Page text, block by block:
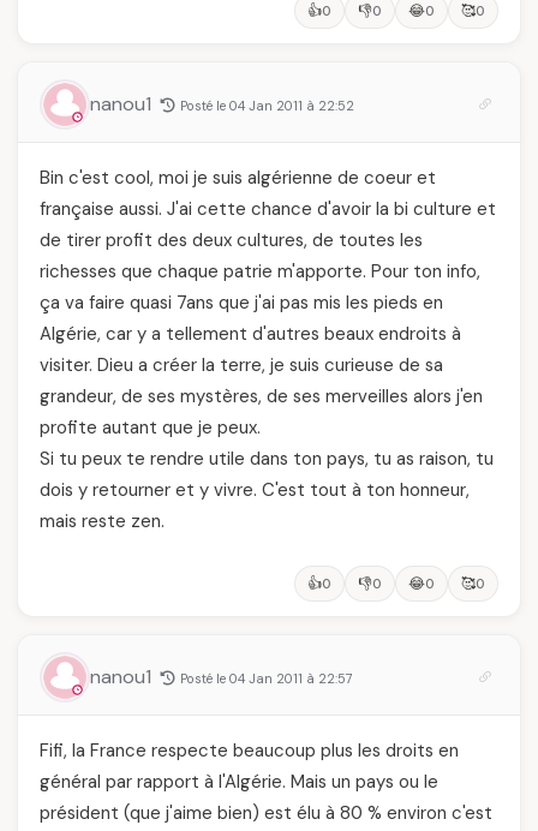
👍0 👎0 😂0 🥰0
nanou1 Posté le 04 Jan 2011 à 22:52
Bin c'est cool, moi je suis algérienne de coeur et
française aussi. J'ai cette chance d'avoir la bi culture et
de tirer profit des deux cultures, de toutes les
richesses que chaque patrie m'apporte. Pour ton info,
ça va faire quasi 7ans que j'ai pas mis les pieds en
Algérie, car y a tellement d'autres beaux endroits à
visiter. Dieu a créer la terre, je suis curieuse de sa
grandeur, de ses mystères, de ses merveilles alors j'en
profite autant que je peux.
Si tu peux te rendre utile dans ton pays, tu as raison, tu
dois y retourner et y vivre. C'est tout à ton honneur,
mais reste zen.
👍0 👎0 😂0 🥰0
nanou1 Posté le 04 Jan 2011 à 22:57
Fifi, la France respecte beaucoup plus les droits en
général par rapport à l'Algérie. Mais un pays ou le
président (que j'aime bien) est élu à 80 % environ c'est